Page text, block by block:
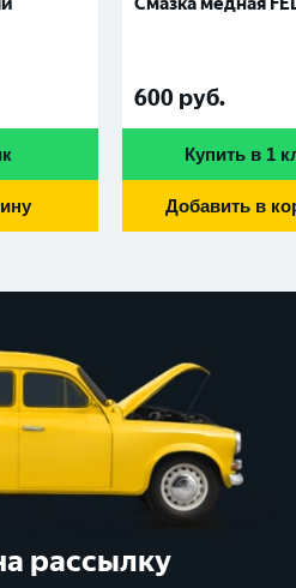
600 руб.
Купить в 1
Добавить в
рассылку